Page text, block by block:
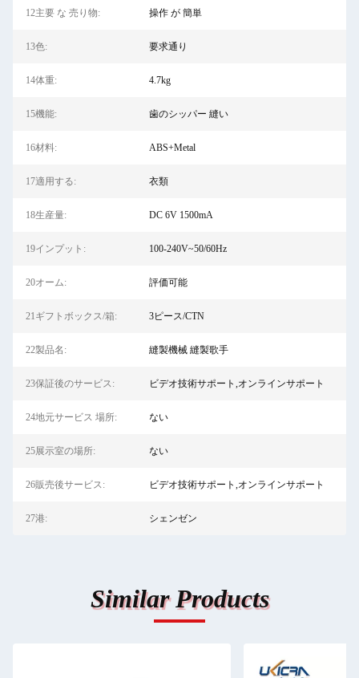
12主要 な 売り物: 操作 が 簡単
13色: 要求通り
14体重: 4.7kg
15機能: 歯のシッパー 縫い
16材料: ABS+Metal
17適用する: 衣類
18生産量: DC 6V 1500mA
19インプット: 100-240V~50/60Hz
20オーム: 評価可能
21ギフトボックス/箱: 3ピース/CTN
22製品名: 縫製機械 縫製歌手
23保証後のサービス: ビデオ技術サポート,オンラインサポート
24地元サービス 場所: ない
25展示室の場所: ない
26販売後サービス: ビデオ技術サポート,オンラインサポート
27港: シェンゼン
Similar Products